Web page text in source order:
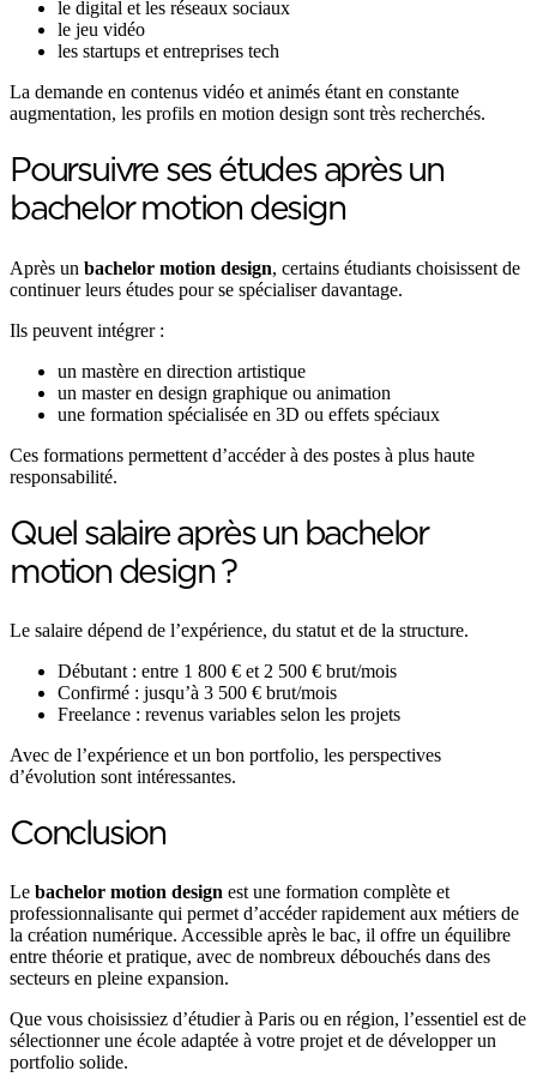
le digital et les réseaux sociaux
le jeu vidéo
les startups et entreprises tech
La demande en contenus vidéo et animés étant en constante
augmentation, les profils en motion design sont très recherchés.
Poursuivre ses études après un
bachelor motion design
Après un bachelor motion design, certains étudiants choisissent de
continuer leurs études pour se spécialiser davantage.
Ils peuvent intégrer :
un mastère en direction artistique
un master en design graphique ou animation
une formation spécialisée en 3D ou effets spéciaux
Ces formations permettent d’accéder à des postes à plus haute
responsabilité.
Quel salaire après un bachelor
motion design ?
Le salaire dépend de l’expérience, du statut et de la structure.
Débutant : entre 1 800 € et 2 500 € brut/mois
Confirmé : jusqu’à 3 500 € brut/mois
Freelance : revenus variables selon les projets
Avec de l’expérience et un bon portfolio, les perspectives
d’évolution sont intéressantes.
Conclusion
Le bachelor motion design est une formation complète et
professionnalisante qui permet d’accéder rapidement aux métiers de
la création numérique. Accessible après le bac, il offre un équilibre
entre théorie et pratique, avec de nombreux débouchés dans des
secteurs en pleine expansion.
Que vous choisissiez d’étudier à Paris ou en région, l’essentiel est de
sélectionner une école adaptée à votre projet et de développer un
portfolio solide.